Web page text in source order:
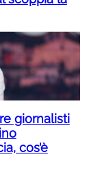
giornalisti
cos’è